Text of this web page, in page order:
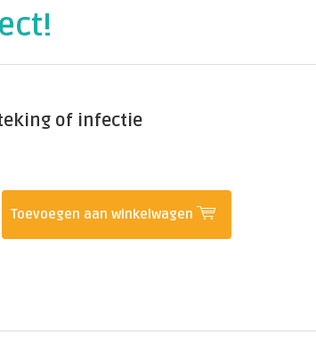
of infectie
Toevoegen aan winkelwagen